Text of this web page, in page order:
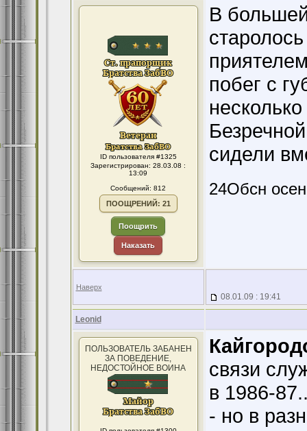
ID пользователя #1325
Зарегистрирован: 28.03.08 :
13:09
Сообщений: 812
ПООЩРЕНИЙ: 21
Поощрить
Наказать
В
побег с
сидели
24Обсн
Наверх
08.01.09 : 19:41
Leonid
ПОЛЬЗОВАТЕЛЬ ЗАБАНЕН
ЗА ПОВЕДЕНИЕ,
НЕДОСТОЙНОЕ ВОИНА
связи
в 1986-
- но в